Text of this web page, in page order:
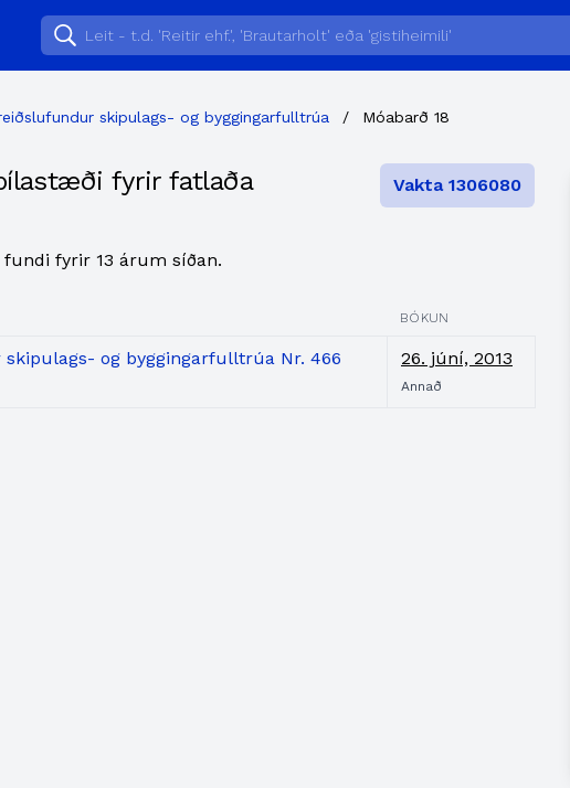
skipulags- og byggingarfulltrúa / Móabarð 18
fyrir fatlaða Vakta 1306080
fundi fyrir 13 árum síðan.
BÓKUN
og byggingarfulltrúa Nr. 466 26. júní, 2013
Annað